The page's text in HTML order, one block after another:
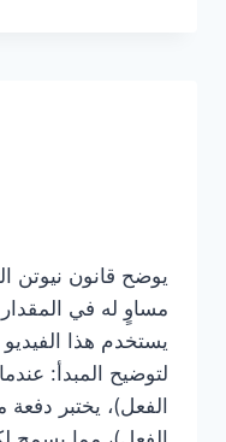
يوضح قانون نيوتن
مساوٍ له في
يستخدم هذا
لتوضيح المبدأ:
الفعل)، يختبر